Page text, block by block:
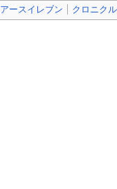
アースイレブン クロニクル